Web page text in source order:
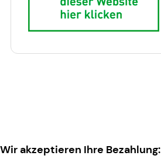
Wir akzeptieren Ihre Bezahlung: